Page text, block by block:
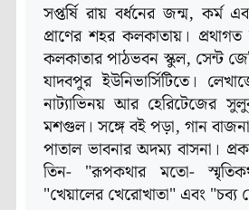
সপ্তর্ষি রায় বর্ধনের জন্ম, কর্ম
প্রাণের শহর কলকাতায়। প্রথাগত
কলকাতার পাঠভবন স্কুল, সেন্ট
যাদবপুর ইউনিভার্সিটিতে।
নাট্যাভিনয় আর হেরিটেজের
মশগুল। সঙ্গে বই পড়া, গান
পাতাল ভাবনার অদম্য বাসনা।
তিন- "রূপকথার মতো-
"খেয়ালের খেরোখাতা" এবং "চব্য